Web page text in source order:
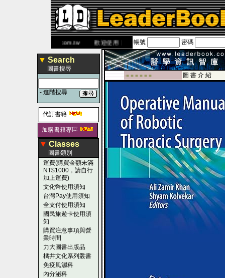
www.leaderbook.com.tw歡迎使用 國民旅遊卡！！
帳號 密碼
▼ Search
圖書搜尋
- 進階搜尋
代訂書籍
加購書籍專區
▼ Classes
圖書類別
運費(購買金額未滿
NT$1000，請自行
加上運費)
文化幣使用須知
台灣Pay使用須知
全支付使用須知
國民旅遊卡使用須
知
購買注意事項與營
業時間
力大圖書出版品
橘井文化系列叢書
免疫風濕科
內分泌科
-■ ■ ■ ■ ■ ■ 圖 書 介 紹